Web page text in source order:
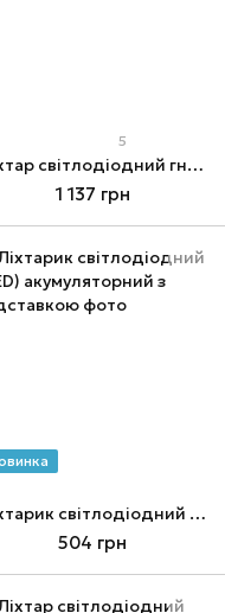
5
Ліхтар світлодіодний гнучкий
1 137 грн
Ліхтарик світлодіодний (LED) акумуляторний з підставкою
504 грн